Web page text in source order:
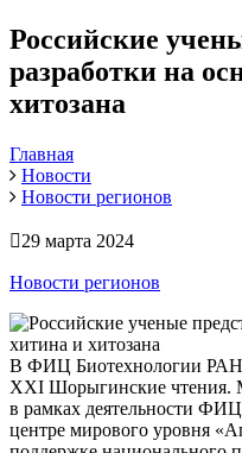
Российские
разработки на
хитозана
Главная
Новости
Новости регионов
29 марта 2024
Новости регионов
В ФИЦ Биотехнологии РАН
XXI Шорыгинские чтения.
в рамках деятельности
центре мирового уровня